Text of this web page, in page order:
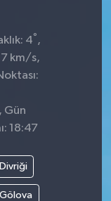
4° ,
7 km/s,
Gün
18:47
Divriği
Gölova